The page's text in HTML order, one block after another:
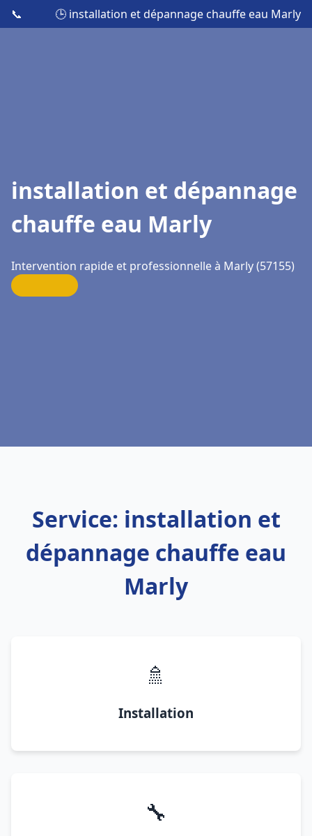
📞 🕒 installation et dépannage chauffe eau Marly
installation et dépannage
chauffe eau Marly
Intervention rapide et professionnelle à Marly (57155)
Service: installation et
dépannage chauffe eau
Marly
🚿
Installation
🔧